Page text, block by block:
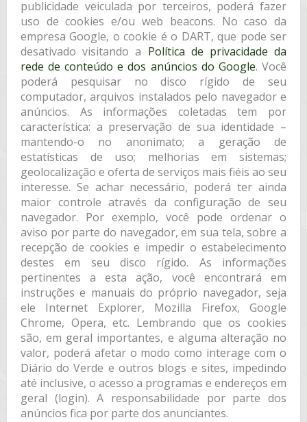
publicidade veiculada por terceiros, poderá fazer
uso de cookies e/ou web beacons. No caso da
empresa Google, o cookie é o DART, que pode ser
desativado visitando a Política de privacidade da
rede de conteúdo e dos anúncios do Google. Você
poderá pesquisar no disco rígido de seu
computador, arquivos instalados pelo navegador e
anúncios. As informações coletadas tem por
característica: a preservação de sua identidade –
mantendo-o no anonimato; a geração de
estatísticas de uso; melhorias em sistemas;
geolocalização e oferta de serviços mais fiéis ao seu
interesse. Se achar necessário, poderá ter ainda
maior controle através da configuração de seu
navegador. Por exemplo, você pode ordenar o
aviso por parte do navegador, em sua tela, sobre a
recepção de cookies e impedir o estabelecimento
destes em seu disco rígido. As informações
pertinentes a esta ação, você encontrará em
instruções e manuais do próprio navegador, seja
ele Internet Explorer, Mozilla Firefox, Google
Chrome, Opera, etc. Lembrando que os cookies
são, em geral importantes, e alguma alteração no
valor, poderá afetar o modo como interage com o
Diário do Verde e outros blogs e sites, impedindo
até inclusive, o acesso a programas e endereços em
geral (login). A responsabilidade por parte dos
anúncios fica por parte dos anunciantes.